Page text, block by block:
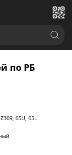
по РБ
65U, 65L